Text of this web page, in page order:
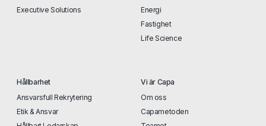
Executive Solutions
Energi
Fastighet
Life Science
Hållbarhet
Ansvarsfull Rekrytering
Etik & Ansvar
Vi är Capa
Om oss
Capametoden